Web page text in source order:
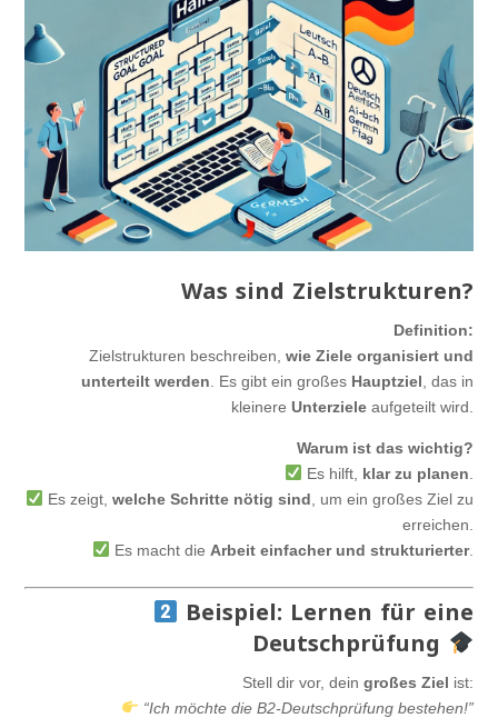
Was sind Zielstrukturen?
Definition:
Zielstrukturen beschreiben, wie Ziele organisiert und
unterteilt werden . Es gibt ein großes Hauptziel , das in
kleinere Unterziele aufgeteilt wird.
Warum ist das wichtig?
Es hilft, klar zu planen
Es zeigt, welche Schritte nötig sind , um ein großes Ziel zu
erreichen.
Es macht die Arbeit einfacher und strukturierter.
Beispiel: Lernen für eine
Deutschprüfung
Stell dir vor, dein großes Ziel ist:
“Ich möchte die B2-Deutschprüfung bestehen!”